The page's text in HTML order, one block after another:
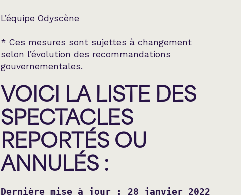
L’équipe Odyscène
* Ces mesures sont sujettes à changement
selon l’évolution des recommandations
gouvernementales.
VOICI LA LISTE DES
SPECTACLES
REPORTÉS OU
ANNULÉS :
Dernière mise à jour : 28 janvier 2022